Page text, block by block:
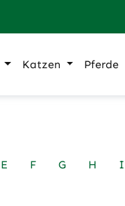
Katzen Pferde
E F G H I